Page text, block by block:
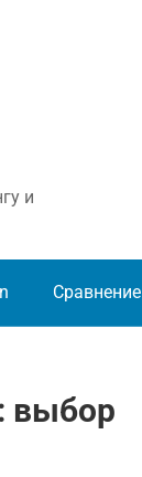
и
Сравнение
выбор